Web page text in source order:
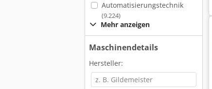
Automatisierungstechnik
(9.224)
Mehr anzeigen
Maschinendetails
Hersteller: